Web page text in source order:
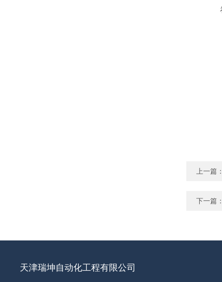
上一篇
下一篇
天津瑞坤自动化工程有限公司